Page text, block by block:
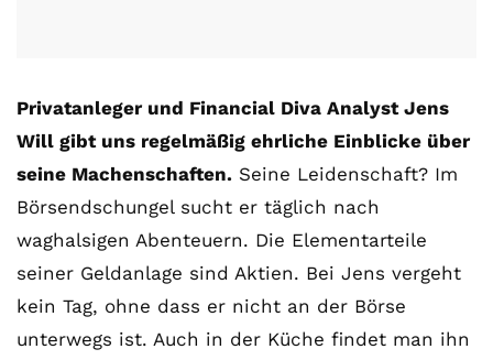
Privatanleger und Financial Diva Analyst Jens
Will gibt uns regelmäßig ehrliche Einblicke über
seine Machenschaften. Seine Leidenschaft? Im
Börsendschungel sucht er täglich nach
waghalsigen Abenteuern. Die Elementarteile
seiner Geldanlage sind Aktien. Bei Jens vergeht
kein Tag, ohne dass er nicht an der Börse
unterwegs ist. Auch in der Küche findet man ihn